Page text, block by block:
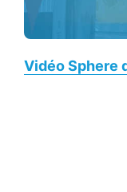
Vidéo Sphere